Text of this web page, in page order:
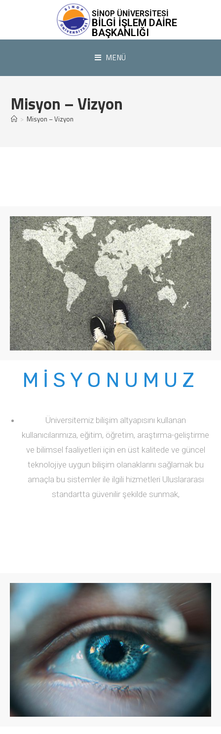
SİNOP ÜNİVERSİTESİ
BILGI İŞLEM DAIRE
BAŞKANLIĞI
MENÜ
Misyon – Vizyon
> Misyon – Vizyon
MİSYONUMUZ
Üniversitemiz bilişim altyapısını kullanan
kullanıcılarımıza, eğitim, öğretim, araştırma-geliştirme
ve bilimsel faaliyetleri için en üst kalitede ve güncel
teknolojiye uygun bilişim olanaklarını sağlamak bu
amaçla bu sistemler ile ilgili hizmetleri Uluslararası
standartta güvenilir şekilde sunmak,